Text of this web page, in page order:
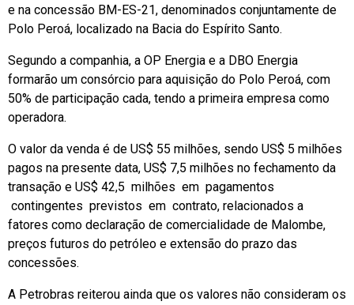
e na concessão BM-ES-21, denominados conjuntamente de
Polo Peroá, localizado na Bacia do Espírito Santo.
Segundo a companhia, a OP Energia e a DBO Energia
formarão um consórcio para aquisição do Polo Peroá, com
50% de participação cada, tendo a primeira empresa como
operadora.
O valor da venda é de US$ 55 milhões, sendo US$ 5 milhões
pagos na presente data, US$ 7,5 milhões no fechamento da
transação e US$ 42,5 milhões em pagamentos
contingentes previstos em contrato, relacionados a
fatores como declaração de comercialidade de Malombe,
preços futuros do petróleo e extensão do prazo das
concessões.
A Petrobras reiterou ainda que os valores não consideram os